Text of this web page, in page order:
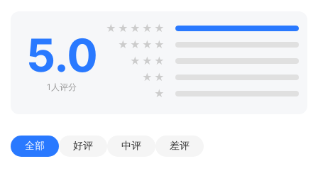
5.0
1人评分
★ ★ ★ ★ ★
★ ★ ★ ★
★ ★ ★
★ ★
★
全部 好评 中评 差评